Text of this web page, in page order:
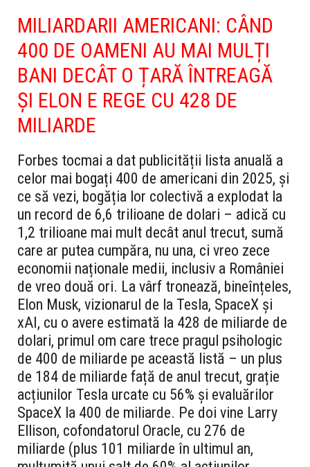
MILIARDARII AMERICANI: CÂND
400 DE OAMENI AU MAI MULȚI
BANI DECÂT O ȚARĂ ÎNTREAGĂ
ȘI ELON E REGE CU 428 DE
MILIARDE
Forbes tocmai a dat publicității lista anuală a
celor mai bogați 400 de americani din 2025, și
ce să vezi, bogăția lor colectivă a explodat la
un record de 6,6 trilioane de dolari – adică cu
1,2 trilioane mai mult decât anul trecut, sumă
care ar putea cumpăra, nu una, ci vreo zece
economii naționale medii, inclusiv a României
de vreo două ori. La vârf tronează, bineînțeles,
Elon Musk, vizionarul de la Tesla, SpaceX și
xAI, cu o avere estimată la 428 de miliarde de
dolari, primul om care trece pragul psihologic
de 400 de miliarde pe această listă – un plus
de 184 de miliarde față de anul trecut, grație
acțiunilor Tesla urcate cu 56% și evaluărilor
SpaceX la 400 de miliarde. Pe doi vine Larry
Ellison, cofondatorul Oracle, cu 276 de
miliarde (plus 101 miliarde în ultimul an,